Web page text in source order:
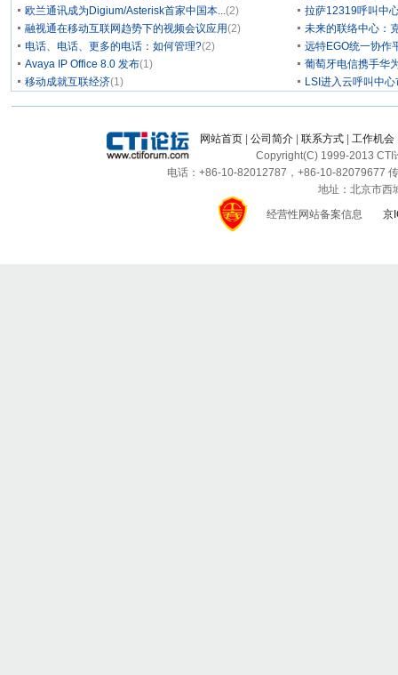
欧兰通讯成为Digium/Asterisk首家中国本...(2)
拉萨12319呼叫中
融视通在移动互联网趋势下的视频会议应用(2)
未来的联络中心：
电话、电话、更多的电话：如何管理?(2)
远特EGO统一协作
Avaya IP Office 8.0 发布(1)
葡萄牙电信携手华
移动成就互联经济(1) LSI进入云呼叫中
网站首页 公司简介 联系方式 工作机会
Copyright(C) 1999-2013 CTI
电话：+86-10-82012787，+86-10-82079677
地址：北京市西
经营性网站备案信息
京